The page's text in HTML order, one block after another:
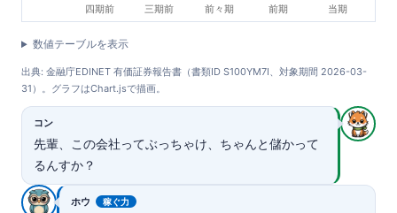
数値テーブルを表示
出典: 金融庁EDINET 有価証券報告書（書類ID S100YM7I、対象期間 2026-03-
31）。グラフはChart.jsで描画。
コン
先輩、この会社ってぶっちゃけ、ちゃんと儲かって
るんすか？
ホウ 稼ぐ力